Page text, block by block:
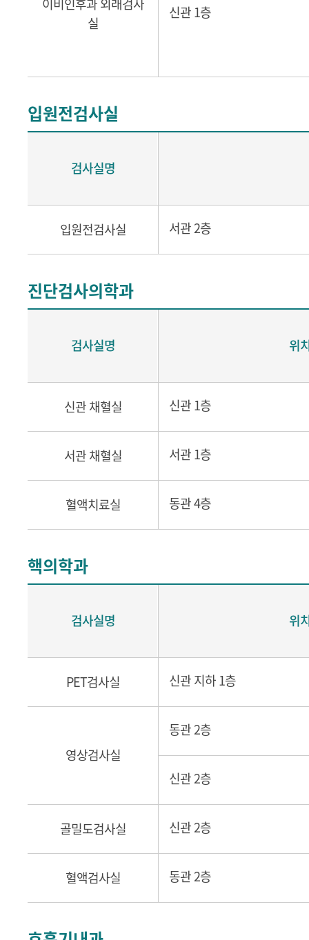
이비인후과 외래검사
실
신관 1층
입원전검사실
검사실명
입원전검사실 서관 2층
진단검사의학과
검사실명 위
신관 채혈실 신관 1층
서관 채혈실 서관 1층
혈액치료실 동관 4층
핵의학과
검사실명 위
PET검사실 신관 지하 1층
영상검사실
동관 2층
신관 2층
골밀도검사실 신관 2층
혈액검사실 동관 2층